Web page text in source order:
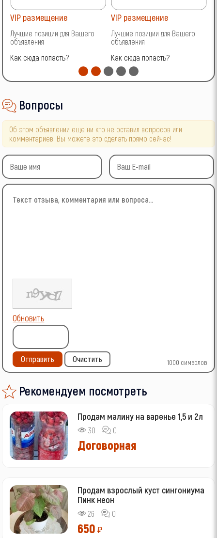
VIP размещение
Лучшие позиции для Вашего
объявления
Как сюда попасть?
VIP размещение
Лучшие позиции для Вашего
объявления
Как сюда попасть?
Вопросы
Об этом объявлении еще ни кто не оставил вопросов или
комментариев. Вы можете это сделать прямо сейчас!
1000 символов
Обновить
Отправить Очистить
Рекомендуем посмотреть
Продам малину на варенье 1,5 и 2л
30 0
Договорная
Продам взрослый куст сингониума
Пинк неон
26 0
650 ₽